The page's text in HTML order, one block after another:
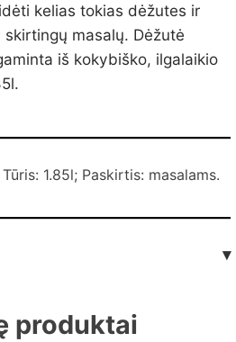
kelias tokias dėžutes ir
masalų. Dėžutė
iš kokybiško, ilgalaikio
1.85l; Paskirtis: masalams.
▾
produktai